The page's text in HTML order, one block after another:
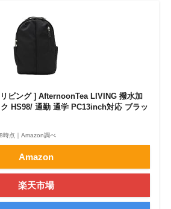
サイト
例
サイト
サイト
ィア
ビング ] AfternoonTea LIVING 撥水加
HS98/ 通勤 通学 PC13inch対応 ブラッ
点｜Amazon調べ
Amazon
楽天市場